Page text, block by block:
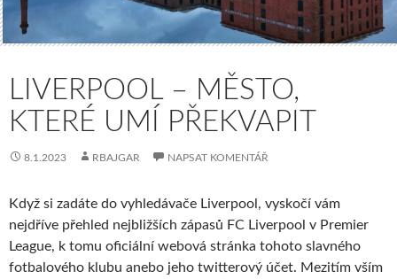
LIVERPOOL – MĚSTO,
KTERÉ UMÍ PŘEKVAPIT
8.1.2023 RBAJGAR NAPSAT KOMENTÁŘ
Když si zadáte do vyhledávače Liverpool, vyskočí vám
nejdříve přehled nejbližších zápasů FC Liverpool v Premier
League, k tomu oficiální webová stránka tohoto slavného
fotbalového klubu anebo jeho twitterový účet. Mezitím vším